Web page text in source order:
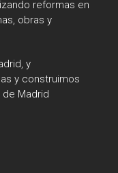
reformas en
obras y
y
y construimos
Madrid